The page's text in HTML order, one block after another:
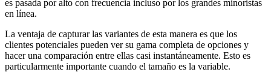
es pasada por alto con frecuencia incluso por los grandes minoristas
en línea.
La ventaja de capturar las variantes de esta manera es que los
clientes potenciales pueden ver su gama completa de opciones y
hacer una comparación entre ellas casi instantáneamente. Esto es
particularmente importante cuando el tamaño es la variable.